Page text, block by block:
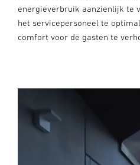
energieverbruik aanzienlijk te
het servicepersoneel te
comfort voor de gasten te